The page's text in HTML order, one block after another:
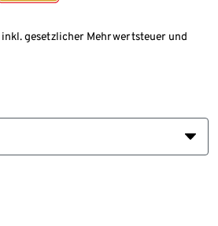
gesetzlicher Mehrwertsteuer und